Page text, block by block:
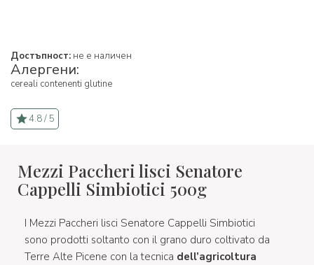
Достъпност: не е наличен
Алергени:
cereali contenenti glutine
4.8 / 5
Mezzi Paccheri lisci Senatore
Cappelli Simbiotici 500g
I Mezzi Paccheri lisci Senatore Cappelli Simbiotici
sono prodotti soltanto con il grano duro coltivato da
Terre Alte Picene con la tecnica dell’agricoltura